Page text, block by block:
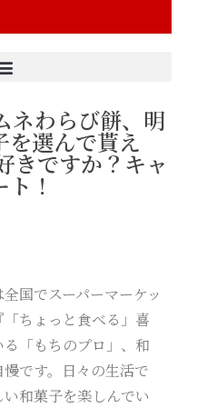
ネわらび餅、明
を選んで貰え
きですか？キャ
！
国でスーパーマーケッ
ちょっと食べる」喜
「もちのプロ」、和
です。日々の生活で
和菓子を楽しんでい